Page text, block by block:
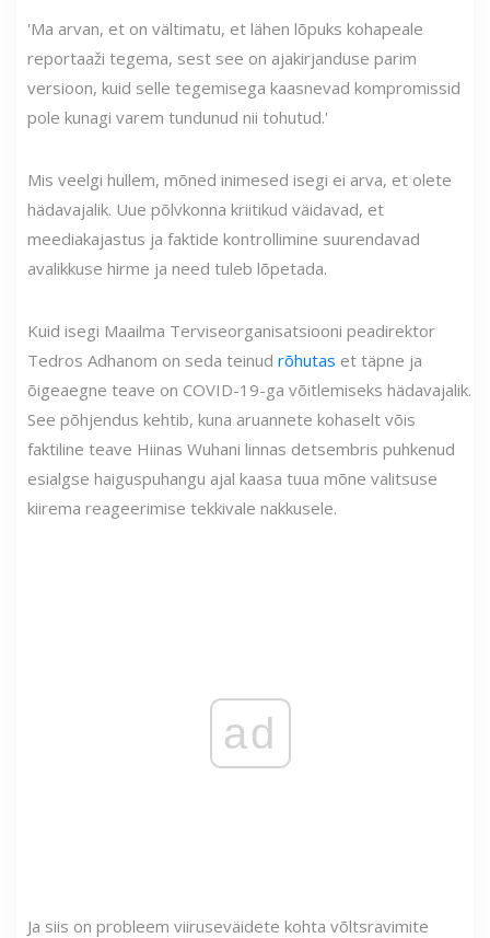
'Ma arvan, et on vältimatu, et lähen lõpuks kohapeale
reportaaži tegema, sest see on ajakirjanduse parim
versioon, kuid selle tegemisega kaasnevad kompromissid
pole kunagi varem tundunud nii tohutud.'
Mis veelgi hullem, mõned inimesed isegi ei arva, et olete
hädavajalik. Uue põlvkonna kriitikud väidavad, et
meediakajastus ja faktide kontrollimine suurendavad
avalikkuse hirme ja need tuleb lõpetada.
Kuid isegi Maailma Terviseorganisatsiooni peadirektor
Tedros Adhanom on seda teinud rõhutas et täpne ja
õigeaegne teave on COVID-19-ga võitlemiseks hädavajalik.
See põhjendus kehtib, kuna aruannete kohaselt võis
faktiline teave Hiinas Wuhani linnas detsembris puhkenud
esialgse haiguspuhangu ajal kaasa tuua mõne valitsuse
kiirema reageerimise tekkivale nakkusele.
ad
Ja siis on probleem viiruseväidete kohta võltsravimite